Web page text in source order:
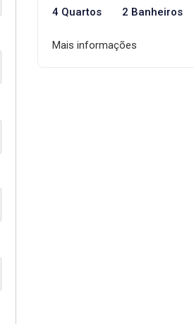
4 Quartos 2 Banheiros
Mais informações